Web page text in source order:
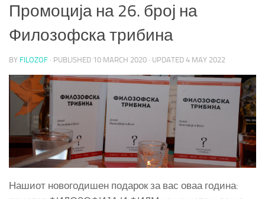
Промоција на 26. број на
Филозофска трибина
BY FILOZOF · PUBLISHED 10 MARCH 2020 · UPDATED 4 MAY 2022
Нашиот новогодишен подарок за вас оваа година: